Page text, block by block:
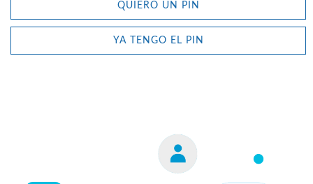
QUIERO UN PIN
YA TENGO EL PIN